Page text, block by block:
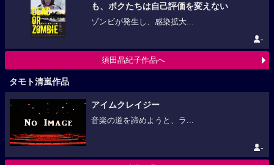
も、ボクたちは自己評価を変えない
ゾンビが発生し、感染拡大...
-
須田晶紀子作品へ
タモト清嵐作品
アイムクレイジー
音楽の道を諦めようと、ラ...
-